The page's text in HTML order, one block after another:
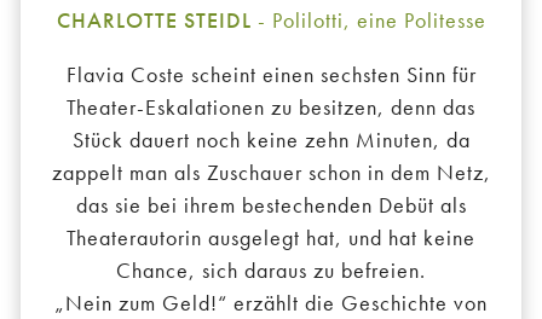
CHARLOTTE STEIDL - Polilotti, eine Politesse
Flavia Coste scheint einen sechsten Sinn für
Theater-Eskalationen zu besitzen, denn das
Stück dauert noch keine zehn Minuten, da
zappelt man als Zuschauer schon in dem Netz,
das sie bei ihrem bestechenden Debüt als
Theaterautorin ausgelegt hat, und hat keine
Chance, sich daraus zu befreien.
„Nein zum Geld!“ erzählt die Geschichte von